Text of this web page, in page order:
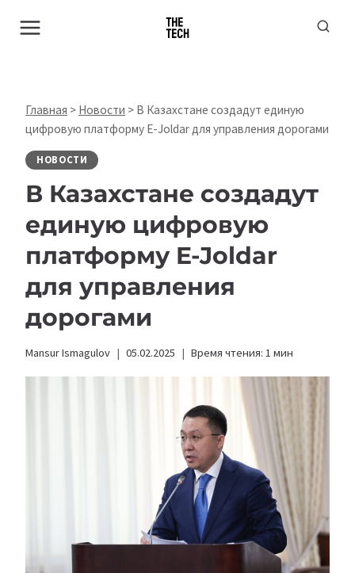
Главная > Новости > В Казахстане создадут единую
цифровую платформу E-Joldar для управления дорогами
НОВОСТИ
В Казахстане создадут
единую цифровую
платформу E-Joldar
для управления
дорогами
Mansur Ismagulov 05.02.2025 Время чтения: 1 мин